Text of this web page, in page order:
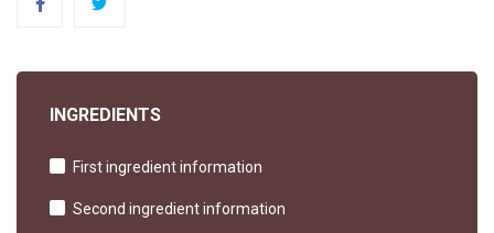
INGREDIENTS
First ingredient information
Second ingredient information